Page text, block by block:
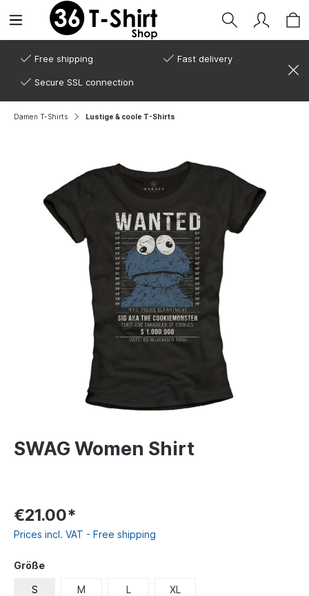
Free shipping Fast delivery
Secure SSL connection
Damen T-Shirts Lustige & coole T-Shirts
SWAG Women Shirt
€21.00*
Prices incl. VAT - Free shipping
Größe
S M L XL